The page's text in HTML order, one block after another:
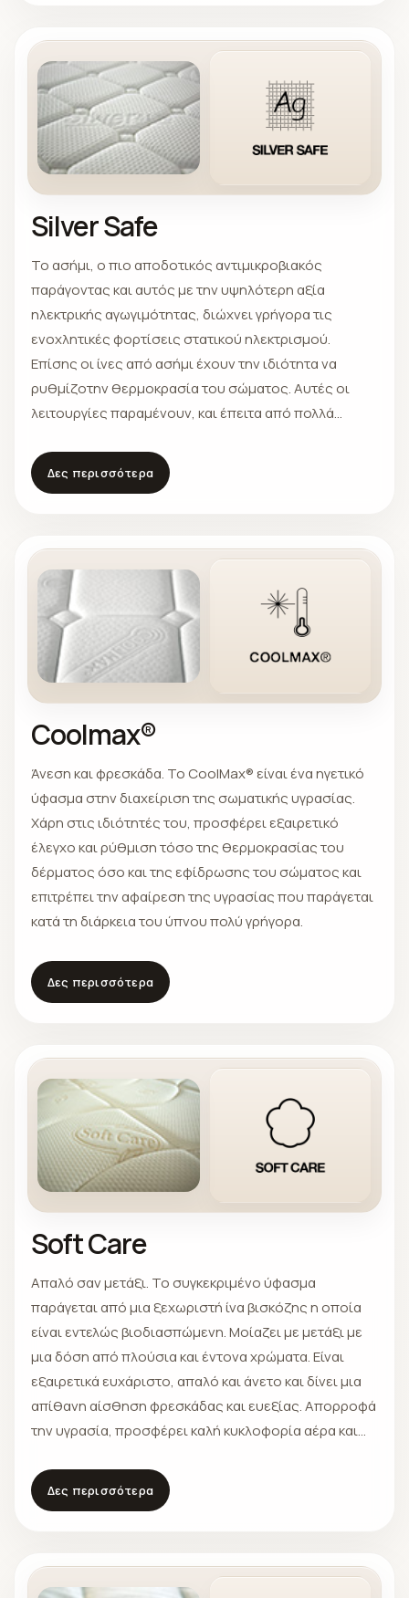
άνθρακα διαλύουν ραγδαία φόρτιση στατικού
ηλεκτρισμού που μπορεί να συσσωρευτεί κατά τη
διάρκεια της νύχτας.
Silver Safe
Το ασήμι, ο πιο αποδοτικός αντιμικροβιακός
παράγοντας και αυτός με την υψηλότερη αξία
ηλεκτρικής αγωγιμότητας, διώχνει γρήγορα τις
ενοχλητικές φορτίσεις στατικού ηλεκτρισμού.
Επίσης οι ίνες από ασήμι έχουν την ιδιότητα να
ρυθμίζοτην θερμοκρασία του σώματος. Αυτές οι
λειτουργίες παραμένουν, και έπειτα από πολλά
Δες περισσότερα
Coolmax®
Άνεση και φρεσκάδα. Το CoolMax® είναι ένα ηγετικό
ύφασμα στην διαχείριση της σωματικής υγρασίας.
Χάρη στις ιδιότητές του, προσφέρει εξαιρετικό
έλεγχο και ρύθμιση τόσο της θερμοκρασίας του
δέρματος όσο και της εφίδρωσης του σώματος και
επιτρέπει την αφαίρεση της υγρασίας που παράγεται
κατά τη διάρκεια του ύπνου πολύ γρήγορα.
Δες περισσότερα
Soft Care
Απαλό σαν μετάξι. Το συγκεκριμένο ύφασμα
παράγεται από μια ξεχωριστή ίνα βισκόζης η οποία
είναι εντελώς βιοδιασπώμενη. Μοίαζει με μετάξι με
μια δόση από πλούσια και έντονα χρώματα. Είναι
εξαιρετικά ευχάριστο, απαλό και άνετο και δίνει μια
απίθανη αίσθηση φρεσκάδας και ευεξίας. Απορροφά
την υγρασία, προσφέρει καλή κυκλοφορία αέρα και
Δες περισσότερα